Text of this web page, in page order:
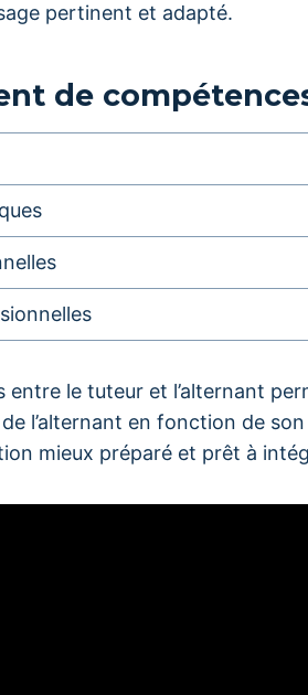
pertinent et adapté.
de
entre le tuteur et l’alternant
l’alternant en fonction de
mieux préparé et prêt à